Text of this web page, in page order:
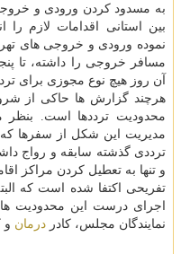
به مسدود کردن ورودی و
بین استانی اقدامات لازم را
نموده ورودی و خروجی های
مسافر خروجی را داشته، تا
آن روز هیچ نوع مجوزی برای
هرچند گزارش ها حاکی از
محدودیت ترددها است.
مدیریت این شکل از سفرها
ترددی گذشته سابقه و رواج
و تنها به تعطیل کردن مراکز
تفریحی اکتفا شده است که
اجرای درست این محدودیت
نمایندگان مجلس، کادر درمان و